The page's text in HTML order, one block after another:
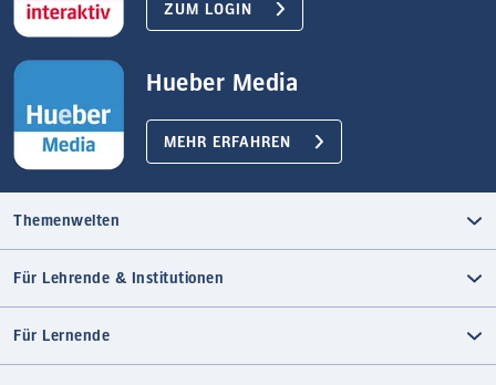
ZUM LOGIN
Hueber Media
MEHR ERFAHREN
Themenwelten
Für Lehrende & Institutionen
Für Lernende